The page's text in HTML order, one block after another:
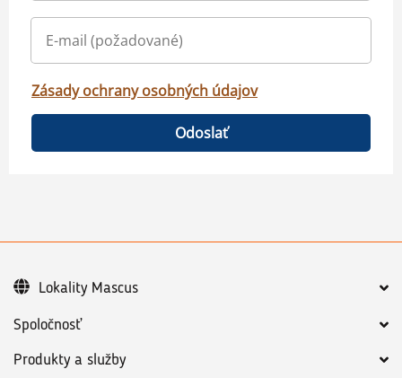
Zásady ochrany osobných údajov
Odoslať
Spoločnosť
Produkty a služby
Lokality Mascus